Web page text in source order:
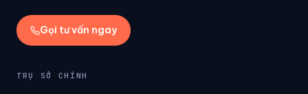
Gọi tư vấn ngay
TRỤ SỞ CHÍNH